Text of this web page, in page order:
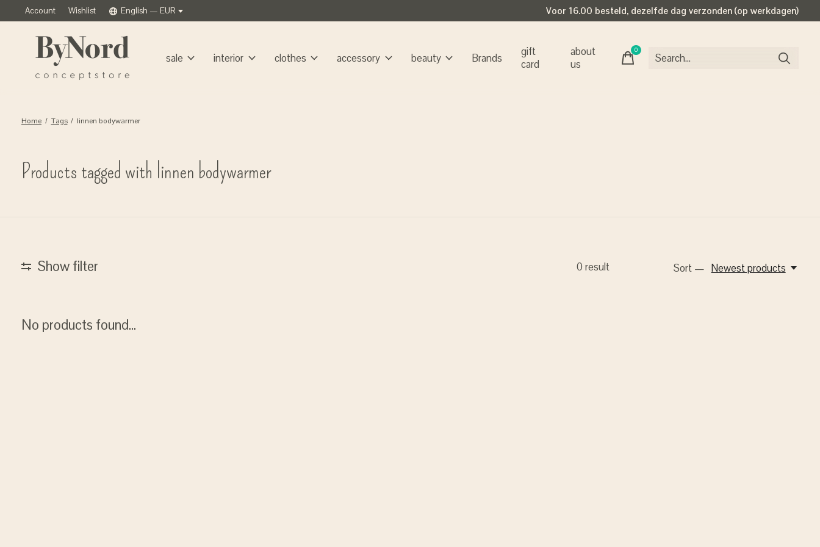
Account Wishlist English — EUR Voor 16.00 besteld, dezelfde dag verzonden (op werkdagen)
sale interior clothes accessory beauty Brands
gift
card
about
us
0items
Home / Tags / linnen bodywarmer
Products tagged with linnen bodywarmer
Show filter 0 result Sort — Newest products
No products found...